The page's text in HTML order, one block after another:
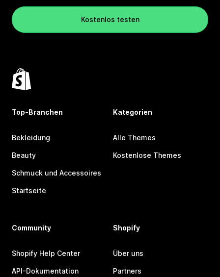
Kostenlos testen
Top-Branchen
Bekleidung
Beauty
Schmuck und Accessoires
Startseite
Kategorien
Alle Themes
Kostenlose Themes
Community
Shopify Help Center
API-Dokumentation
Shopify
Über uns
Partners